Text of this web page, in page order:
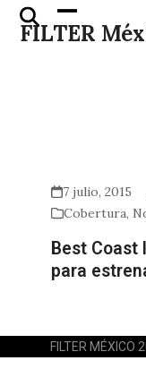
Skip
FILTER
Open
mobile
Close
mobile
7 julio, 2015
Cobertura,
Best
para
FILTER